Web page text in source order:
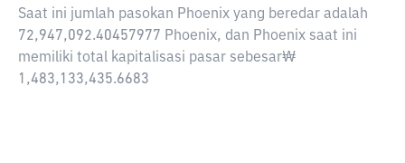
Saat ini jumlah pasokan Phoenix yang beredar adalah
72,947,092.40457977 Phoenix, dan Phoenix saat ini
memiliki total kapitalisasi pasar sebesar₩
1,483,133,435.6683